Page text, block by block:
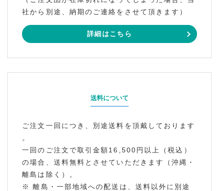
社から別途、納期のご連絡をさせて頂きます）
詳細はこちら
送料について
ご注文一回につき、別途送料を頂戴しております
。
一回のご注文で取引金額16,500円以上（税込）
の場合、送料無料とさせていただきます（沖縄・
離島は除く）。
※ 離島・一部地域への配送は、送料以外に別途